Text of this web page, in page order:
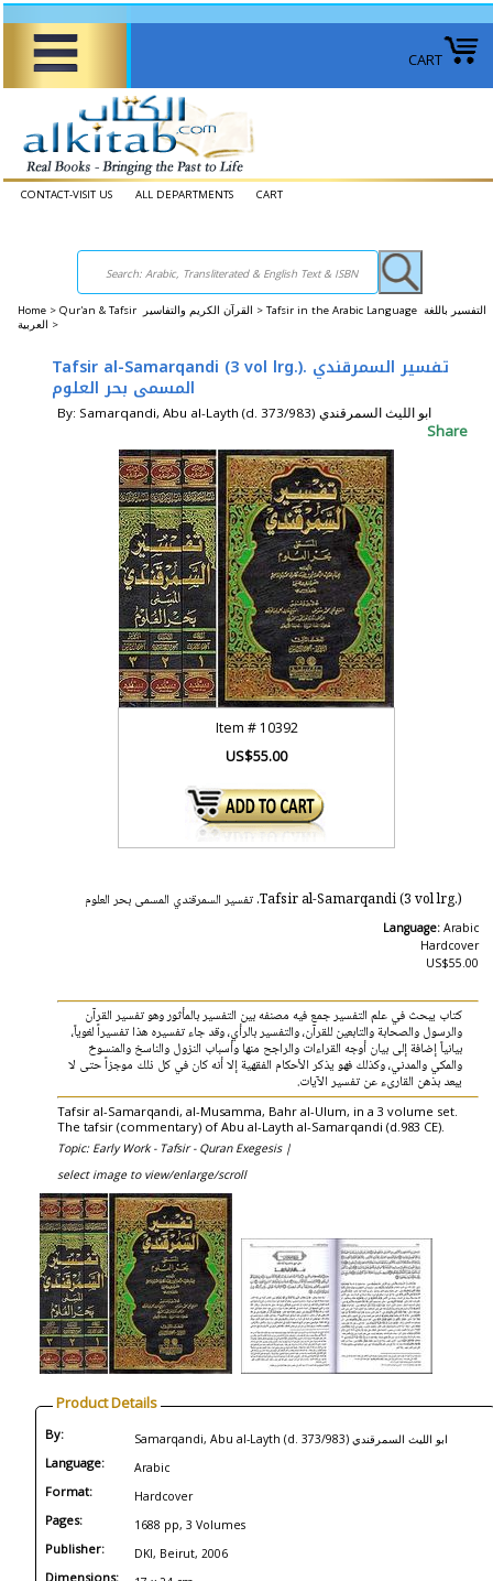
CART
CONTACT-VISIT US ALL DEPARTMENTS CART
Home > Qur'an & Tafsir القرآن الكريم والتفاسير > Tafsir in the Arabic Language التفسير باللغة
العربية >
Tafsir al-Samarqandi (3 vol lrg.). تفسير السمرقندي
المسمى بحر العلوم
By: Samarqandi, Abu al-Layth (d. 373/983) ابو الليث السمرقندي
Share
Item # 10392
US$55.00
Tafsir al-Samarqandi (3 vol lrg.). تفسير السمرقندي المسمى بحر العلوم
Language: Arabic
Hardcover
US$55.00
كتاب يبحث في علم التفسير جمع فيه مصنفه بين التفسير بالمأثور وهو تفسير القرآن
والرسول والصحابة والتابعين للقرآن، والتفسير بالرأي، وقد جاء تفسيره هذا تفسيراً لغوياً،
بيانياً إضافة إلى بيان أوجه القراءات والراجح منها وأسباب النزول والناسخ والمنسوخ
والمكي والمدني، وكذلك فهو يذكر الأحكام الفقهية إلا أنه كان في كل ذلك موجزاً حتى لا
يبعد بذهن القارىء عن تفسير الآيات.
Tafsir al-Samarqandi, al-Musamma, Bahr al-Ulum, in a 3 volume set.
The tafsir (commentary) of Abu al-Layth al-Samarqandi (d.983 CE).
Topic: Early Work - Tafsir - Quran Exegesis |
select image to view/enlarge/scroll
Product Details
By: Samarqandi, Abu al-Layth (d. 373/983) ابو الليث السمرقندي
Language: Arabic
Format: Hardcover
Pages: 1688 pp, 3 Volumes
Publisher: DKI, Beirut, 2006
Dimensions: